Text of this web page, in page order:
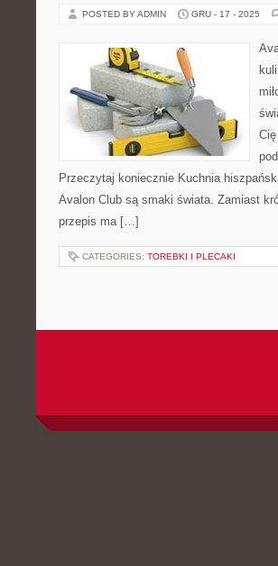
POSTED BY ADMIN GRU - 17 - 2025
Przeczytaj koniecznie Kuchnia
Avalon Club są smaki świata. Zamiast
przepis ma […]
CATEGORIES: TOREBKI I PLECAKI